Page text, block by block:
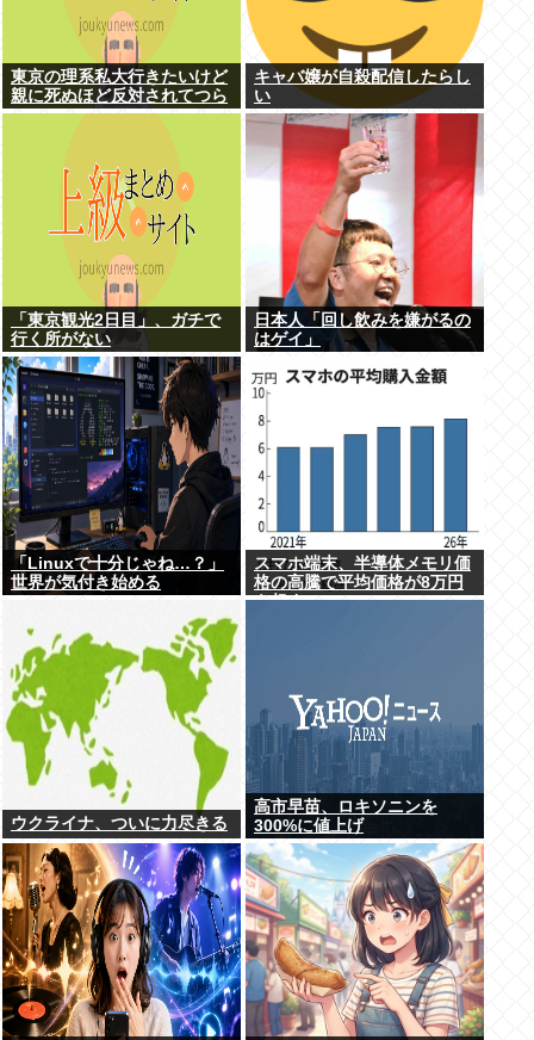
東京の理系私大行きたいけど
親に死ぬほど反対されてつら
い
キャバ嬢が自殺配信したらし
い
「東京観光2日目」、ガチで
行く所がない
日本人「回し飲みを嫌がるの
はゲイ」
「Linuxで十分じゃね…？」
世界が気付き始める
スマホ端末、半導体メモリ価
格の高騰で平均価格が8万円
を超す
ウクライナ、ついに力尽きる
高市早苗、ロキソニンを
300%に値上げ